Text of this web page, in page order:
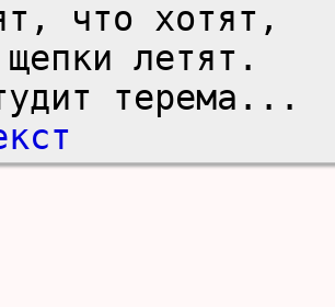
что хотят,
летят.
терема...